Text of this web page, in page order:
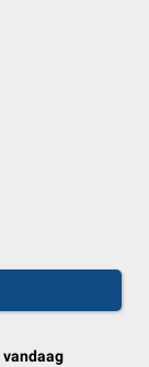
vandaag